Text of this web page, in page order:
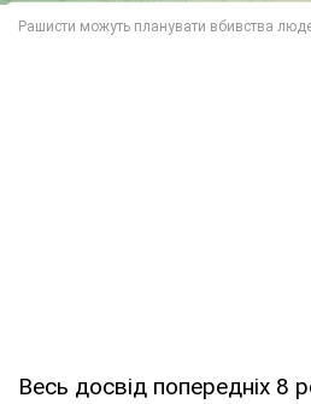
Весь досвід попередніх 8